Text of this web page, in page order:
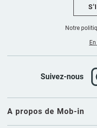
A propos de Mob-in
Notre
Suivez-nous